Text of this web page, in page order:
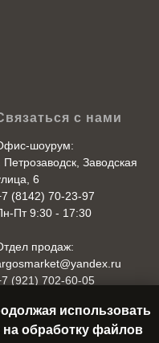
с нами
шоурум:
Петрозаводск, Заводская
6
(8142) 70-23-97
Пт 9:30 - 17:30
продаж:
(921) 702-60-05
Вс 10:00 - 18:00использовать
на обработку файлов